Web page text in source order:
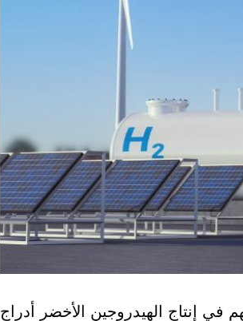
في إنتاج الهيدروجين الأخضر أدراج